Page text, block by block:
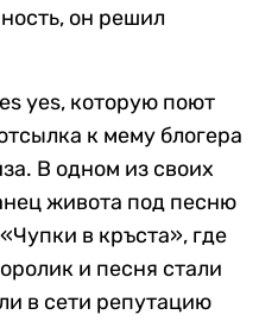
он решил
yes, которую поют
к мему блогера
В одном из своих
живота под песню
в кръста», где
и песня стали
в сети репутацию